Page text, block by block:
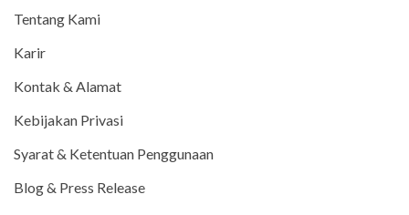
Tentang Kami
Karir
Kontak & Alamat
Kebijakan Privasi
Syarat & Ketentuan Penggunaan
Blog & Press Release